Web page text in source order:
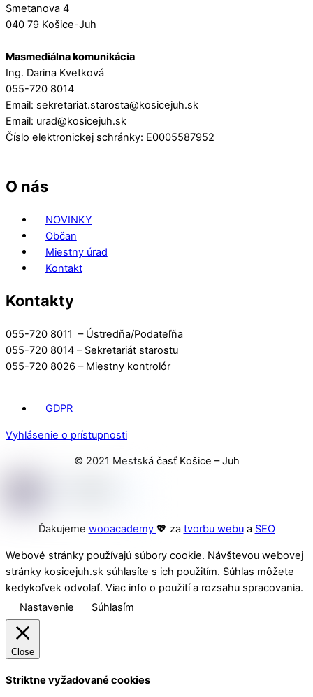
Smetanova 4
040 79 Košice-Juh
Masmediálna komunikácia
Ing. Darina Kvetková
055-720 8014
Email: sekretariat.starosta@kosicejuh.sk
Email: urad@kosicejuh.sk
Číslo elektronickej schránky: E0005587952
O nás
NOVINKY
Občan
Miestny úrad
Kontakt
Kontakty
055-720 8011 – Ústredňa/Podateľňa
055-720 8014 – Sekretariát starostu
055-720 8026 – Miestny kontrolór
GDPR
Vyhlásenie o prístupnosti
© 2021 Mestská časť Košice – Juh
Ďakujeme wooacademy 💖 za tvorbu webua SEO
Webové stránky používajú súbory cookie. Návštevou webovej
stránky kosicejuh.sk súhlasíte s ich použitím. Súhlas môžete
kedykoľvek odvolať. Viac info o použití a rozsahu spracovania.
Nastavenie
Súhlasím
Close
Striktne vyžadované cookies